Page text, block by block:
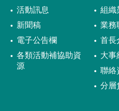
活動訊息
新聞稿
電子公告欄
各類活動補協助資
源
組織
業務
首長
大事
聯絡
分層